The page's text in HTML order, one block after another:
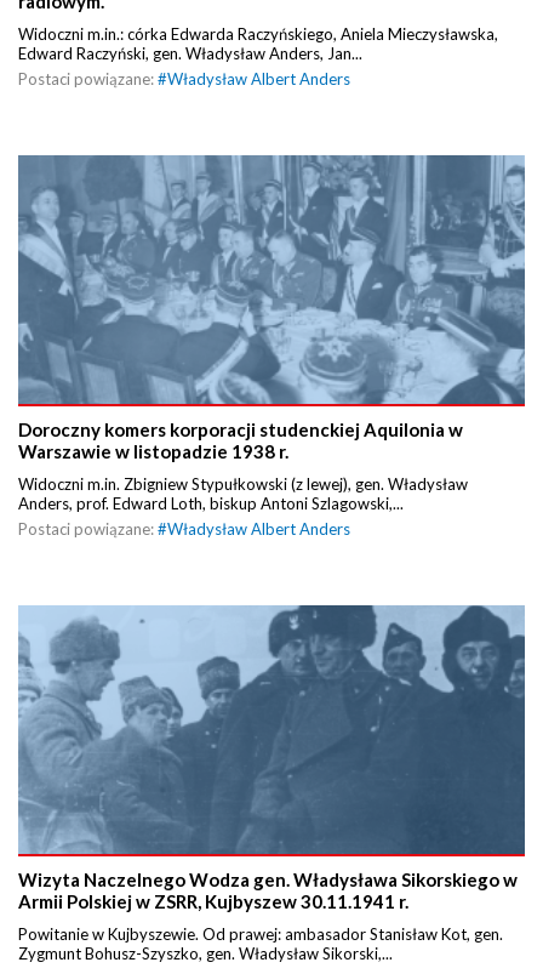
Widoczni m.in.: córka Edwarda Raczyńskiego, Aniela Mieczysławska,
Edward Raczyński, gen. Władysław Anders, Jan...
Postaci powiązane:#Władysław Albert Anders
Doroczny komers korporacji studenckiej Aquilonia w
Warszawie w listopadzie 1938 r.
Widoczni m.in. Zbigniew Stypułkowski (z lewej), gen. Władysław
Anders, prof. Edward Loth, biskup Antoni Szlagowski,...
Postaci powiązane:#Władysław Albert Anders
Wizyta Naczelnego Wodza gen. Władysława Sikorskiego w
Armii Polskiej w ZSRR, Kujbyszew 30.11.1941 r.
Powitanie w Kujbyszewie. Od prawej: ambasador Stanisław Kot, gen.
Zygmunt Bohusz-Szyszko, gen. Władysław Sikorski,...